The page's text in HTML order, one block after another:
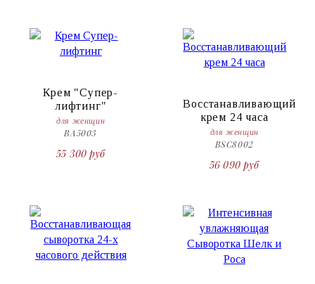
Крем "Супер-
лифтинг"
для женщин
BA5003
55 300 руб
Восстанавливающий
крем 24 часа
для женщин
BSC8002
56 090 руб